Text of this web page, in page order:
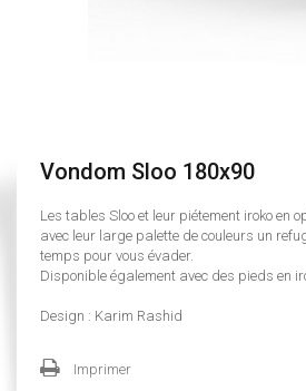
Vondom Sloo 180x90
Les tables Sloo et leur piétement iroko en
avec leur large palette de couleurs un
temps pour vous évader.
Disponible également avec des pieds en
Design : Karim Rashid
Imprimer